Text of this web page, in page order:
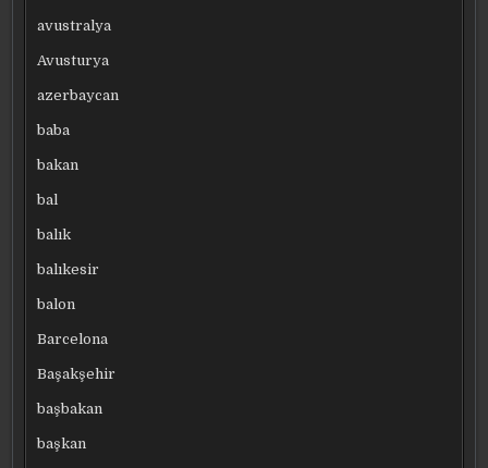
avustralya
Avusturya
azerbaycan
baba
bakan
bal
balık
balıkesir
balon
Barcelona
Başakşehir
başbakan
başkan